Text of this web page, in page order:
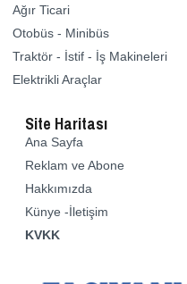
Ağır Ticari
Otobüs - Minibüs
Traktör - İstif - İş Makineleri
Elektrikli Araçlar
Site Haritası
Ana Sayfa
Reklam ve Abone
Hakkımızda
Künye -İletişim
KVKK